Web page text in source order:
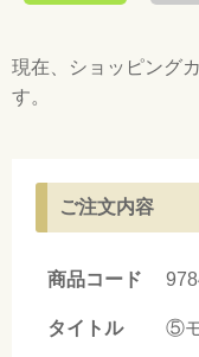
現在、ショッピング
す。
ご注文内容
⑤